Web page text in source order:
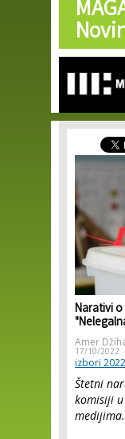
Narativi
Amer
17/10/2022
izbori 2022
Štetni
komisiji u
medijima.